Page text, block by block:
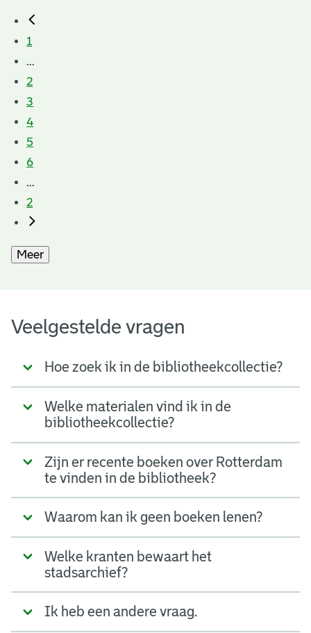
1
...
2
3
4
5
6
...
2
Meer
Veelgestelde vragen
Hoe zoek ik in de bibliotheekcollectie?
Welke materialen vind ik in de
bibliotheekcollectie?
Zijn er recente boeken over Rotterdam
te vinden in de bibliotheek?
Waarom kan ik geen boeken lenen?
Welke kranten bewaart het
stadsarchief?
Ik heb een andere vraag.